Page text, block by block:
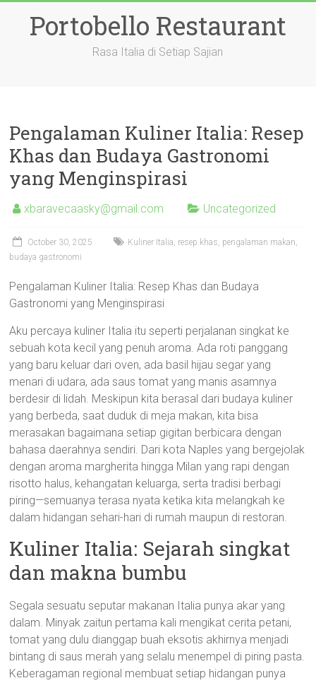
contentPortobello Restaurant
Rasa Italia di Setiap Sajian
Pengalaman Kuliner Italia: Resep
Khas dan Budaya Gastronomi
yang Menginspirasi
xbaravecaasky@gmail.com Uncategorized
October 30, 2025
Kuliner Italia, resep khas, pengalaman makan,
budaya gastronomi
Pengalaman Kuliner Italia: Resep Khas dan Budaya
Gastronomi yang Menginspirasi
Aku percaya kuliner Italia itu seperti perjalanan singkat ke
sebuah kota kecil yang penuh aroma. Ada roti panggang
yang baru keluar dari oven, ada basil hijau segar yang
menari di udara, ada saus tomat yang manis asamnya
berdesir di lidah. Meskipun kita berasal dari budaya kuliner
yang berbeda, saat duduk di meja makan, kita bisa
merasakan bagaimana setiap gigitan berbicara dengan
bahasa daerahnya sendiri. Dari kota Naples yang bergejolak
dengan aroma margherita hingga Milan yang rapi dengan
risotto halus, kehangatan keluarga, serta tradisi berbagi
piring—semuanya terasa nyata ketika kita melangkah ke
dalam hidangan sehari-hari di rumah maupun di restoran.
Kuliner Italia: Sejarah singkat
dan makna bumbu
Segala sesuatu seputar makanan Italia punya akar yang
dalam. Minyak zaitun pertama kali mengikat cerita petani,
tomat yang dulu dianggap buah eksotis akhirnya menjadi
bintang di saus merah yang selalu menempel di piring pasta.
Keberagaman regional membuat setiap hidangan punya